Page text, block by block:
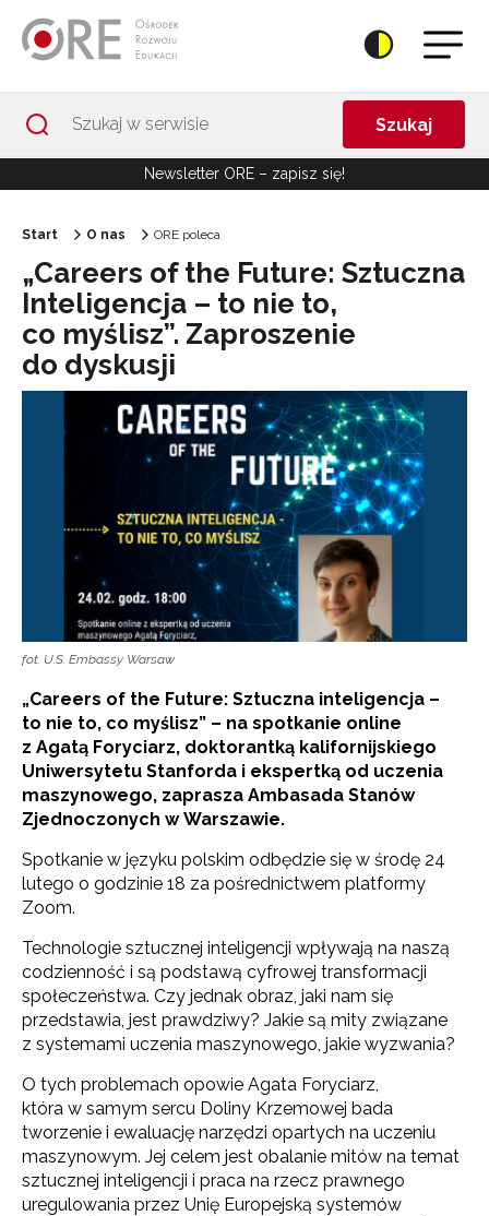
Szukaj
Newsletter ORE – zapisz się!
Start O nas ORE poleca
„Careers of the Future: Sztuczna
Inteligencja – to nie to,
co myślisz”. Zaproszenie
do dyskusji
fot. U.S. Embassy Warsaw
„Careers of the Future: Sztuczna inteligencja –
to nie to, co myślisz” – na spotkanie online
z Agatą Foryciarz, doktorantką kalifornijskiego
Uniwersytetu Stanforda i ekspertką od uczenia
maszynowego, zaprasza Ambasada Stanów
Zjednoczonych w Warszawie.
Spotkanie w języku polskim odbędzie się w środę 24
lutego o godzinie 18 za pośrednictwem platformy
Zoom.
Technologie sztucznej inteligencji wpływają na naszą
codzienność i są podstawą cyfrowej transformacji
społeczeństwa. Czy jednak obraz, jaki nam się
przedstawia, jest prawdziwy? Jakie są mity związane
z systemami uczenia maszynowego, jakie wyzwania?
O tych problemach opowie Agata Foryciarz,
która w samym sercu Doliny Krzemowej bada
tworzenie i ewaluację narzędzi opartych na uczeniu
maszynowym. Jej celem jest obalanie mitów na temat
sztucznej inteligencji i praca na rzecz prawnego
uregulowania przez Unię Europejską systemów